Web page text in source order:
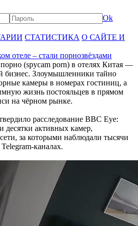
Ok
СТАТИСТИКА О САЙТЕ И
отеле – стали порнозвёздами
(spycam porn) в отелях Китая —
бизнес. Злоумышленники тайно
камеры в номерах гостиниц, а
жизнь постояльцев в прямом
на чёрном рынке.
расследование BBC Eye:
активных камер,
за которыми наблюдали тысячи
каналах.